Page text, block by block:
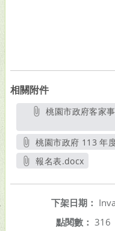
相關附件
桃園市政府客家事務局函-設4班次客語認證線上研習
桃園市政府 113 年
報名表.docx
下架日期：
點閱數： 316